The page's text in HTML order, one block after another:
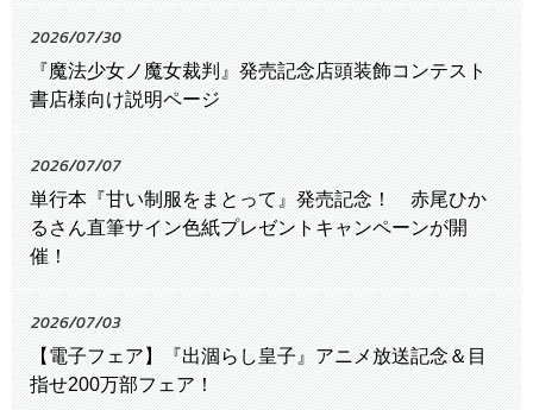
2026/07/30
『魔法少女ノ魔女裁判』発売記念店頭装飾コンテスト
書店様向け説明ページ
2026/07/07
単行本『甘い制服をまとって』発売記念！ 赤尾ひか
るさん直筆サイン色紙プレゼントキャンペーンが開
催！
2026/07/03
【電子フェア】『出涸らし皇子』アニメ放送記念＆目
指せ200万部フェア！